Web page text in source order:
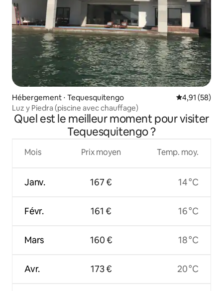
Hébergement ⋅ Tequesquitengo Évaluation
4,91 (58)
Luz y Piedra (piscine avec chauffage)
Quel est le meilleur moment pour visiter
Tequesquitengo ?
Mois
Janv.
Févr.
Mars
Avr.
Prix moyen
167 €
161 €
160 €
173 €
Temp. moy.
14 °C
16 °C
18 °C
20 °C